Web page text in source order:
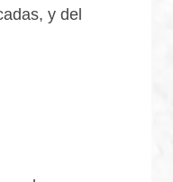
y del